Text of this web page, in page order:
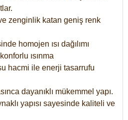
zenginlik katan geniş renk
homojen ısı dağılımı
ısınma
hacmi ile enerji tasarrufu
dayanıklı mükemmel yapı.
yapısı sayesinde kaliteli ve